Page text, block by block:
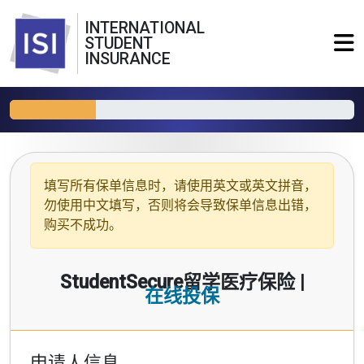
INTERNATIONAL
STUDENT
INSURANCE
填写所有保单信息时，请使用 英文或英文拼音，
勿使用中文填写，否则将会导致保单信息出错，
购买不成功。
StudentSecure留学医疗保险 |
在线投保